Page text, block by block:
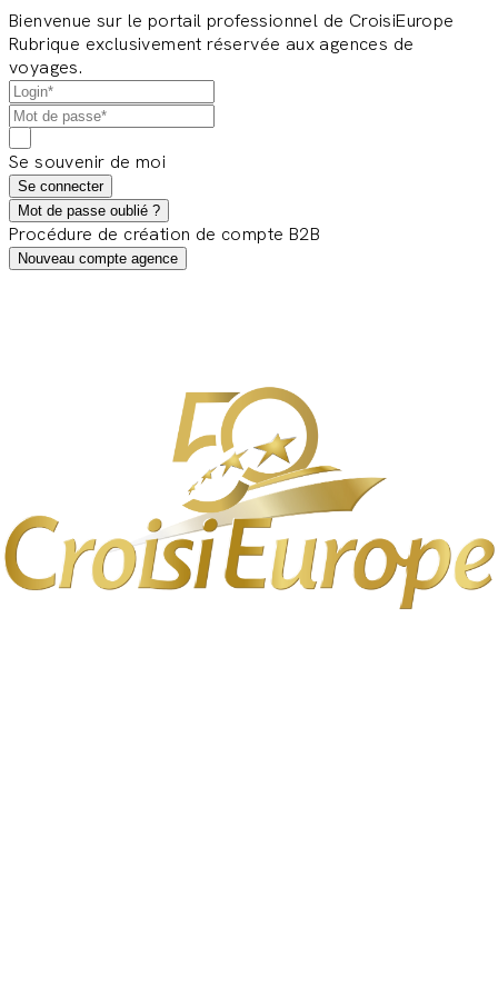
Bienvenue sur le portail professionnel de CroisiEurope
Rubrique exclusivement réservée aux agences de
voyages.
Se souvenir de moi
Se connecter
Mot de passe oublié ?
Procédure de création de compte B2B
Nouveau compte agence